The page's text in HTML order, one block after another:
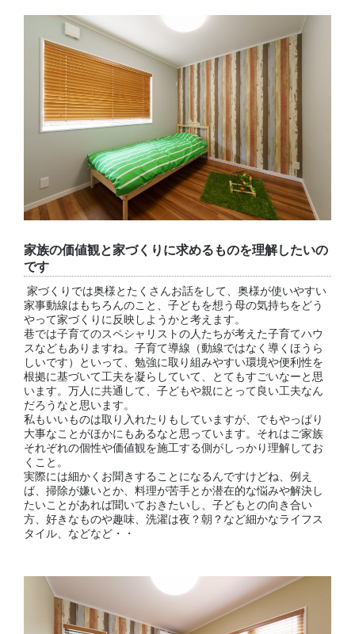
家族の価値観と家づくりに求めるものを理解したいの
です
家づくりでは奥様とたくさんお話をして、奥様が使いやすい
家事動線はもちろんのこと、子どもを想う母の気持ちをどう
やって家づくりに反映しようかと考えます。
巷では子育てのスペシャリストの人たちが考えた子育てハウ
スなどもありますね。子育て導線（動線ではなく導くほうら
しいです）といって、勉強に取り組みやすい環境や便利性を
根拠に基づいて工夫を凝らしていて、とてもすごいなーと思
います。万人に共通して、子どもや親にとって良い工夫なん
だろうなと思います。
私もいいものは取り入れたりもしていますが、でもやっぱり
大事なことがほかにもあるなと思っています。それはご家族
それぞれの個性や価値観を施工する側がしっかり理解してお
くこと。
実際には細かくお聞きすることになるんですけどね、例え
ば、掃除が嫌いとか、料理が苦手とか潜在的な悩みや解決し
たいことがあれば聞いておきたいし、子どもとの向き合い
方、好きなものや趣味、洗濯は夜？朝？など細かなライフス
タイル、などなど・・